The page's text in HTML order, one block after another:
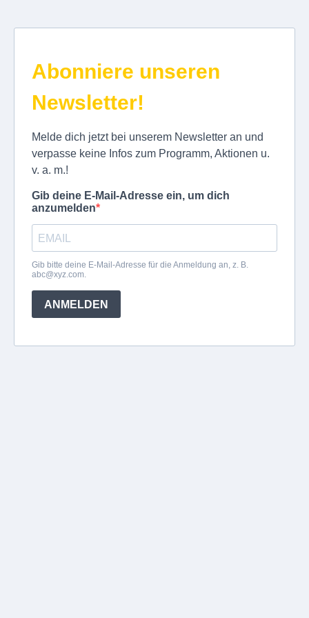
Abonniere unseren
Newsletter​!
Melde dich jetzt bei unserem Newsletter an und
verpasse keine Infos zum Programm, Aktionen u.
v. a. m.!
Gib deine E-Mail-Adresse ein, um dich
anzumelden
Gib bitte deine E-Mail-Adresse für die Anmeldung an, z. B.
abc@xyz.com.
ANMELDEN